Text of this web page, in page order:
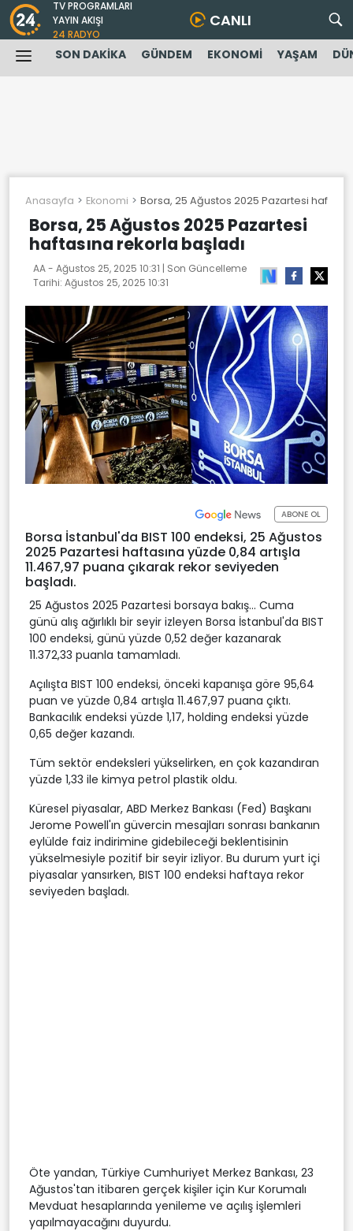
TV PROGRAMLARI
YAYIN AKIŞI
24 RADYO
CANLI
SON DAKİKA GÜNDEM EKONOMİ YAŞAM
Anasayfa Ekonomi Borsa, 25 Ağustos 2025 Pazartesi
Borsa, 25 Ağustos 2025 Pazartesi
haftasına rekorla başladı
AA - Ağustos 25, 2025 10:31 | Son Güncelleme
Tarihi: Ağustos 25, 2025 10:31
ABONE OL
Borsa İstanbul'da BIST 100 endeksi, 25 Ağustos
2025 Pazartesi haftasına yüzde 0,84 artışla
11.467,97 puana çıkarak rekor seviyeden
başladı.
25 Ağustos 2025 Pazartesi borsaya bakış... Cuma
günü alış ağırlıklı bir seyir izleyen Borsa İstanbul'da BIST
100 endeksi, günü yüzde 0,52 değer kazanarak
11.372,33 puanla tamamladı.
Açılışta BIST 100 endeksi, önceki kapanışa göre 95,64
puan ve yüzde 0,84 artışla 11.467,97 puana çıktı.
Bankacılık endeksi yüzde 1,17, holding endeksi yüzde
0,65 değer kazandı.
Tüm sektör endeksleri yükselirken, en çok kazandıran
yüzde 1,33 ile kimya petrol plastik oldu.
Küresel piyasalar, ABD Merkez Bankası (Fed) Başkanı
Jerome Powell'ın güvercin mesajları sonrası bankanın
eylülde faiz indirimine gidebileceği beklentisinin
yükselmesiyle pozitif bir seyir izliyor. Bu durum yurt içi
piyasalar yansırken, BIST 100 endeksi haftaya rekor
seviyeden başladı.
Öte yandan, Türkiye Cumhuriyet Merkez Bankası, 23
Ağustos'tan itibaren gerçek kişiler için Kur Korumalı
Mevduat hesaplarında yenileme ve açılış işlemleri
yapılmayacağını duyurdu.